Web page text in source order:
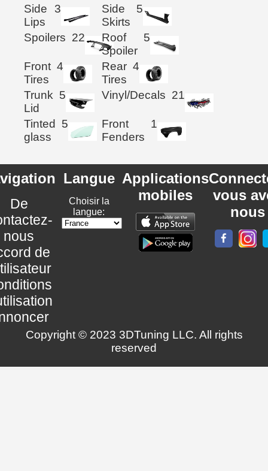
Side
Lips
3
Side
Skirts
5
Spoilers 22
Roof
Spoiler
5
Front
Tires
4
Rear
Tires
4
Trunk
Lid
5 Vinyl/Decals 21
Tinted
glass
5
Front
Fenders
1
De
nous
de
Langue
Choisir la
langue:
Applications
mobiles
vous
nous
Copyright © 2023 3DTuning LLC. All rights
reserved